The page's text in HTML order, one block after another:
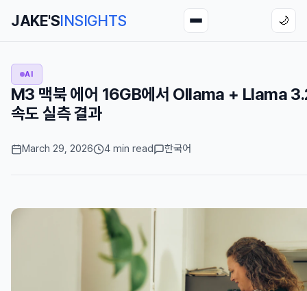
JAKE'SINSIGHTS 🌙
AI
M3 맥북 에어 16GB에서 Ollama + Llama
속도 실측 결과
March 29, 2026 4 min read 한국어